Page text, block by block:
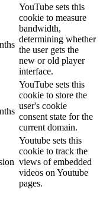
YouTube sets this
cookie to measure
bandwidth,
determining whether
the user gets the
new or old player
interface.
YouTube sets this
cookie to store the
user's cookie
consent state for the
current domain.
Youtube sets this
cookie to track the
views of embedded
videos on Youtube
pages.